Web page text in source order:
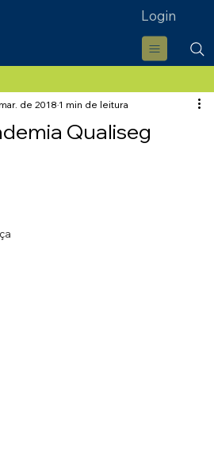
Login
Qualiseg
de 2018 1 min de leitura